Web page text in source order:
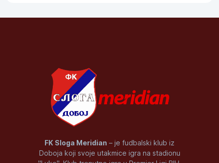
FK Sloga Meridian – je fudbalski klub iz
Doboja koji svoje utakmice igra na stadionu